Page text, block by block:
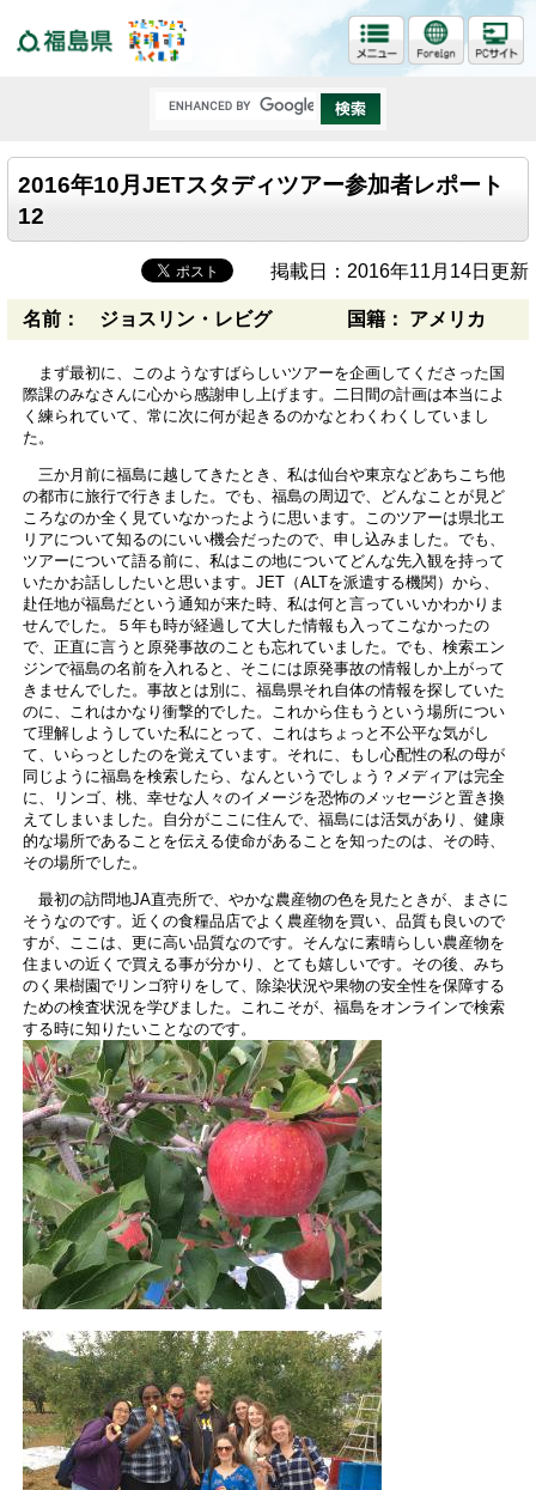
2016年10月JETスタディツアー参加者レポート
12
掲載日：2016年11月14日更新
名前： ジョスリン・レビグ 国籍： アメリカ
まず最初に、このようなすばらしいツアーを企画してくださった国
際課のみなさんに心から感謝申し上げます。二日間の計画は本当によ
く練られていて、常に次に何が起きるのかなとわくわくしていまし
た。
三か月前に福島に越してきたとき、私は仙台や東京などあちこち他
の都市に旅行で行きました。でも、福島の周辺で、どんなことが見ど
ころなのか全く見ていなかったように思います。このツアーは県北エ
リアについて知るのにいい機会だったので、申し込みました。でも、
ツアーについて語る前に、私はこの地についてどんな先入観を持って
いたかお話ししたいと思います。JET（ALTを派遣する機関）から、
赴任地が福島だという通知が来た時、私は何と言っていいかわかりま
せんでした。５年も時が経過して大した情報も入ってこなかったの
で、正直に言うと原発事故のことも忘れていました。でも、検索エン
ジンで福島の名前を入れると、そこには原発事故の情報しか上がって
きませんでした。事故とは別に、福島県それ自体の情報を探していた
のに、これはかなり衝撃的でした。これから住もうという場所につい
て理解しようしていた私にとって、これはちょっと不公平な気がし
て、いらっとしたのを覚えています。それに、もし心配性の私の母が
同じように福島を検索したら、なんというでしょう？メディアは完全
に、リンゴ、桃、幸せな人々のイメージを恐怖のメッセージと置き換
えてしまいました。自分がここに住んで、福島には活気があり、健康
的な場所であることを伝える使命があることを知ったのは、その時、
その場所でした。
最初の訪問地JA直売所で、やかな農産物の色を見たときが、まさに
そうなのです。近くの食糧品店でよく農産物を買い、品質も良いので
すが、ここは、更に高い品質なのです。そんなに素晴らしい農産物を
住まいの近くで買える事が分かり、とても嬉しいです。その後、みち
のく果樹園でリンゴ狩りをして、除染状況や果物の安全性を保障する
ための検査状況を学びました。これこそが、福島をオンラインで検索
する時に知りたいことなのです。